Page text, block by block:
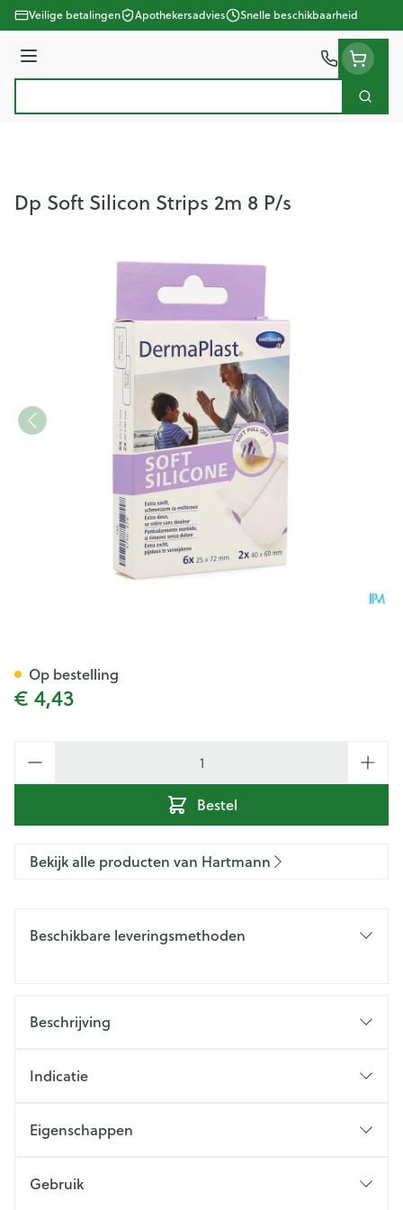
Ga naar de inhoud
Veilige betalingen Apothekersadvies Snelle beschikbaarheid
Menu
Zoek
Dp Soft Silicon Strips 2m 8 P/s
€ 4,43
Bestel
Op bestelling
Bekijk alle producten van Hartmann
Beschikbare leveringsmethoden
Beschrijving
Indicatie
Eigenschappen
Gebruik